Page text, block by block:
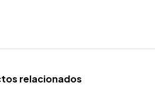
relacionados